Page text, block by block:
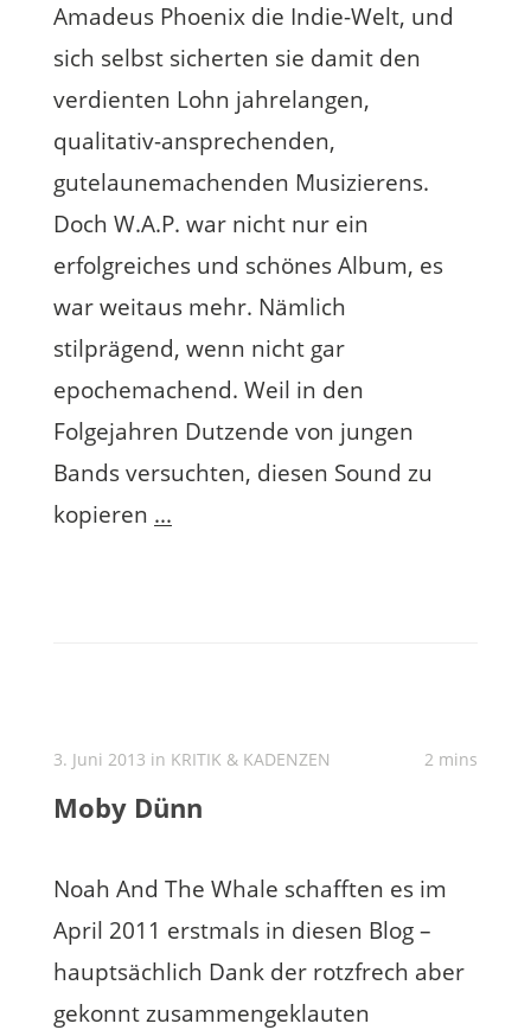
Amadeus Phoenix die Indie-Welt, und
sich selbst sicherten sie damit den
verdienten Lohn jahrelangen,
qualitativ-ansprechenden,
gutelaunemachenden Musizierens.
Doch W.A.P. war nicht nur ein
erfolgreiches und schönes Album, es
war weitaus mehr. Nämlich
stilprägend, wenn nicht gar
epochemachend. Weil in den
Folgejahren Dutzende von jungen
Bands versuchten, diesen Sound zu
kopieren ...
3. Juni 2013 in KRITIK & KADENZEN 2 mins
Moby Dünn
Noah And The Whale schafften es im
April 2011 erstmals in diesen Blog –
hauptsächlich Dank der rotzfrech aber
gekonnt zusammengeklauten